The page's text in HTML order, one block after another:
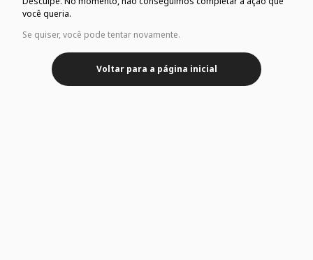
você queria.
Se quiser, você pode tentar novamente.
Voltar para a página inicial